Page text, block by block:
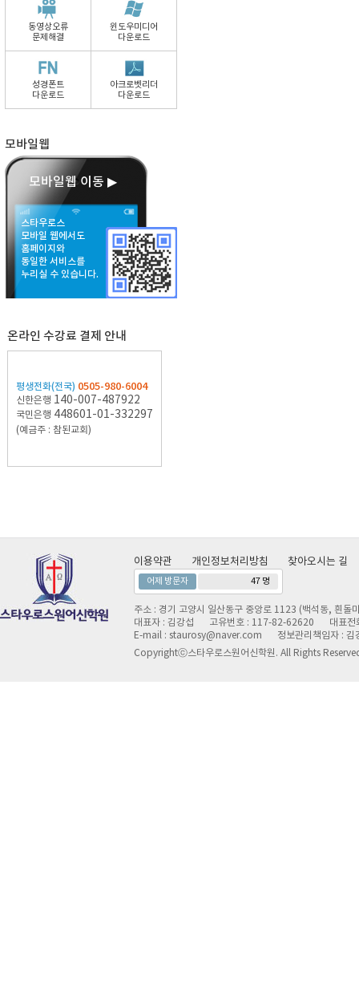
동영상오류
문제해결
윈도우미디어
다운로드
성경폰트
다운로드
아크로벳리더
다운로드
모바일웹
모바일웹 이동 ▶
스타우로스
모바일 웹에서도
홈페이지와
동일한 서비스를
누리실 수 있습니다.
온라인 수강료 결제 안내
평생전화(전국) 0505-980-6004
신한은행 140-007-487922
국민은행 448601-01-332297
(예금주 : 참된교회)
이용약관 개인정보처리방침 찾아오시는 길
어제 방문자 47 명
주소 : 경기 고양시 일산동구 중앙로 1123 (백석동, 흰돌
대표자 : 김강섭
고유번호 : 117-82-62620
대표
E-mail : staurosy@naver.com
정보관리책임자 : 김
Copyrightⓒ스타우로스원어신학원. All Rights